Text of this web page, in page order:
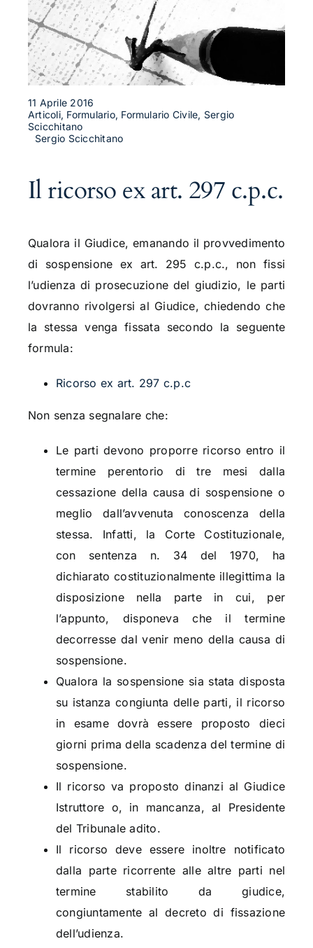
11 Aprile 2016
Articoli, Formulario, Formulario Civile, Sergio
Scicchitano
Sergio Scicchitano
Il ricorso ex art. 297 c.p.c.
Qualora il Giudice, emanando il provvedimento
di sospensione ex art. 295 c.p.c., non fissi
l’udienza di prosecuzione del giudizio, le parti
dovranno rivolgersi al Giudice, chiedendo che
la stessa venga fissata secondo la seguente
formula:
Ricorso ex art. 297 c.p.c
Non senza segnalare che:
Le parti devono proporre ricorso entro il
termine perentorio di tre mesi dalla
cessazione della causa di sospensione o
meglio dall’avvenuta conoscenza della
stessa. Infatti, la Corte Costituzionale,
con sentenza n. 34 del 1970, ha
dichiarato costituzionalmente illegittima la
disposizione nella parte in cui, per
l’appunto, disponeva che il termine
decorresse dal venir meno della causa di
sospensione.
Qualora la sospensione sia stata disposta
su istanza congiunta delle parti, il ricorso
in esame dovrà essere proposto dieci
giorni prima della scadenza del termine di
sospensione.
Il ricorso va proposto dinanzi al Giudice
Istruttore o, in mancanza, al Presidente
del Tribunale adito.
Il ricorso deve essere inoltre notificato
dalla parte ricorrente alle altre parti nel
termine stabilito da giudice,
congiuntamente al decreto di fissazione
dell’udienza.